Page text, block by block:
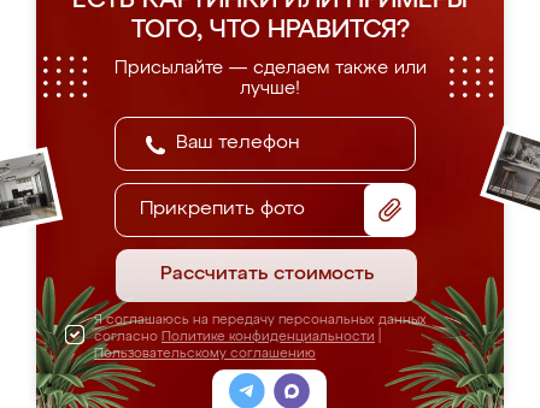
ТОГО, ЧТО НРАВИТСЯ?
Присылайте — сделаем также или
лучше!
Прикрепить фото
Рассчитать стоимость
Я соглашаюсь на передачу персональных данных
согласно Политике конфиденциальности
Пользовательскому соглашению